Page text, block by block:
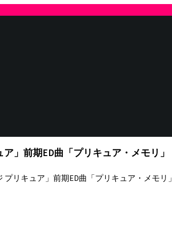
」前期ED曲「プリキュア・メモリ」
プリキュア」前期ED曲「プリキュア・メモリ」